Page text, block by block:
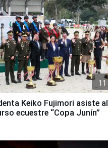
11
Keiko Fujimori asiste al
ecuestre “Copa Junín”